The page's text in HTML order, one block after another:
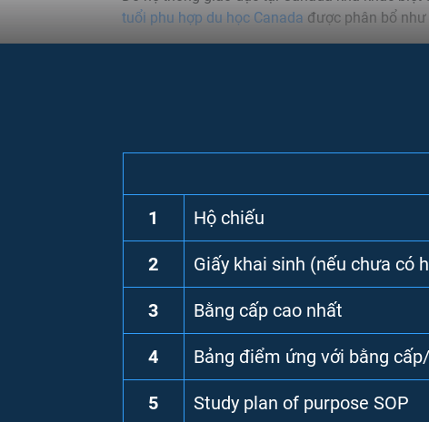
tuổi phu hợp du học Canada được phân bổ như
Lứa tuổi này bạn có thể theo học
1 Hộ chiếu
2 Giấy khai sinh (nếu chưa có
3 Bằng cấp cao nhất
4 Bảng điểm ứng với bằng
5 Study plan of purpose SOP